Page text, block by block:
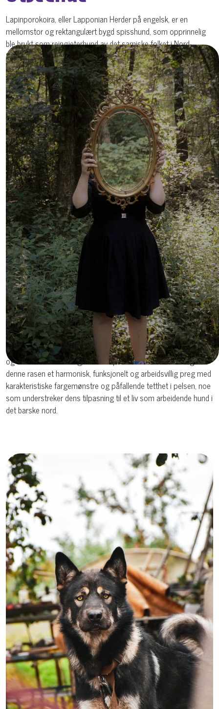
Lapinporokoira, eller Lapponian Herder på engelsk, er en
mellomstor og rektangulært bygd spisshund, som opprinnelig
ble brukt som reingjeterhund av det samiske folket i Nord-
Skandinavia. Den utstråler årvåkenhet og intensitet, og har en
velbalansert kropp bygd for utholdenhet og smidighet.
Lapponian Herder har et robust og kraftig utseende, men uten å
virke tung eller klossete. Hodet er forholdsvis langt og
kileformet, med et ganske bredt og noe flatt skallparti. Øynene
skal være ovale, middels store og mørke, og uttrykket er vennlig
og intelligent. Ørene bæres opprett, er middels store, og sitter
relativt langt fra hverandre.
Pelsen er tett, rett, og ganske grov, med et solid og tett underull
som beskytter mot kalde værforhold. Pelsens lengde varierer –
på ryggen, nakken og lårene er den lengre, mens den er kortere
på hodet og benas framside. Halepelsen er busket. Fargen er
vanligvis svart eller mørkgrå med ulike grader av lysebrune, grå
eller gule tegninger på snute, bryst, buk, ben og under haleroten.
Ønsket pels gir inntrykk av en stolt brukshund med tilstrekkelig
beskyttelse for krevende nordlige klima.
Kroppen er noe langstrakt, med rett rygg, tydelig bryst og god
muskulatur. Beina skal være sterke og rette, godt vinklet for å gi
bevegelighet og fart. Labber er ovale og kompakte. Halen bæres
hengende i hvile, men ofte høyere i bevegelse, og den bør ikke
krølles for mye over ryggen.
Hannhunder blir vanligvis mellom 49 og 55 cm i mankehøyde
og veier rundt 25-35 kg, mens tisper er litt mindre. Totalt gir
denne rasen et harmonisk, funksjonelt og arbeidsvillig preg med
karakteristiske fargemønstre og påfallende tetthet i pelsen, noe
som understreker dens tilpasning til et liv som arbeidende hund i
det barske nord.